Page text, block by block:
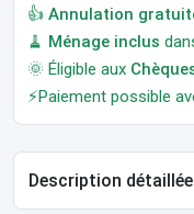
👍 Annulation
🧹 Ménage inclus
🌞 Éligible aux
⚡Paiement possible
Description détaillée